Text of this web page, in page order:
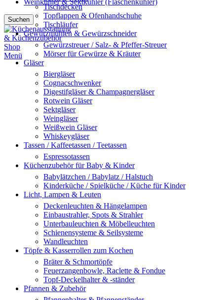
Weinkühler & Sektkühler (Flaschenkühler)
Suchen
Menü
Tischdecken
Topflappen & Ofenhandschuhe
Tischläufer
Gewürzmühlen & Gewürzschneider
Gewürzstreuer / Salz- & Pfeffer-Streuer
Mörser für Gewürze & Kräuter
Gläser
Biergläser
Cognacschwenker
Digestifgläser & Champagnergläser
Rotwein Gläser
Sektgläser
Weingläser
Weißwein Gläser
Whiskeygläser
Tassen / Kaffeetassen / Teetassen
Espressotassen
Küchenzubehör für Baby & Kinder
Babylätzchen / Babylatz / Halstuch
Kinderküche / Spielküche / Küche für Kinder
Licht, Lampen & Leuten
Deckenleuchten & Hängelampen
Einbaustrahler, Spots & Strahler
Unterbauleuchten & Möbelleuchten
Schienensysteme & Seilsysteme
Wandleuchten
Töpfe & Kasserrollen zum Kochen
Bräter & Schmortöpfe
Feuerzangenbowle, Raclette & Fondue
Topf-Deckelhalter & -ständer
Pfannen & Zubehör